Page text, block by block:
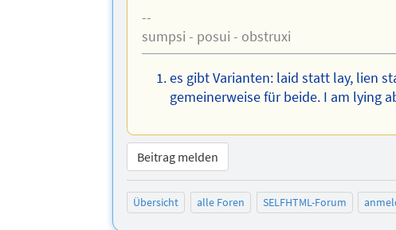
--
sumpsi - posui - obstruxi
es gibt Varianten: laid statt lay, lien
gemeinerweise für beide. I am lying
Beitrag melden
Übersicht alle Foren SELFHTML-Forum